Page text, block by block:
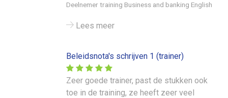
Deelnemer training Business and banking English
Lees meer
Beleidsnota's schrijven 1 (trainer)
Zeer goede trainer, past de stukken ook
toe in de training, ze heeft zeer veel